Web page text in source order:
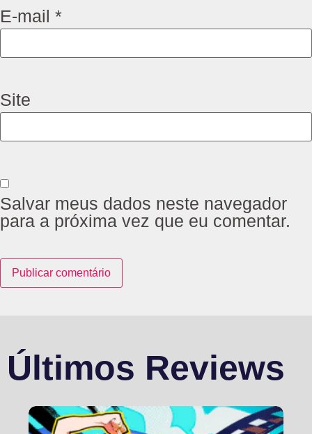
E-mail *
Site
Salvar meus dados neste navegador
para a próxima vez que eu comentar.
Últimos Reviews